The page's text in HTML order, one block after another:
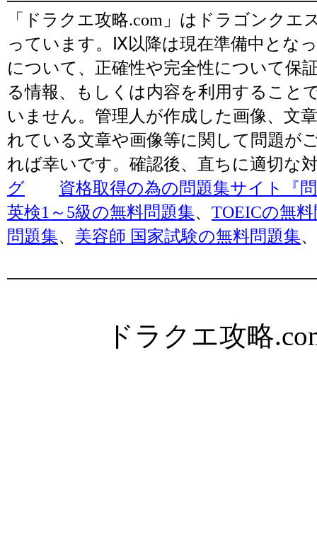
「ドラクエ攻略.com」はドラゴンク
っています。Ⅸ以降は現在準備中とな
について、正確性や完全性について保
る情報、もしくは内容を利用すること
いません。管理人が作成した画像、文
れている文章や画像等に関して問題が
れば幸いです。確認後、直ちに適切な
グ
資格取得の為の問題集サイト『
英検1～5級の無料問題集、 TOEICの無
問題集、 美容師 国家試験の無料問題集、
ドラクエ攻略